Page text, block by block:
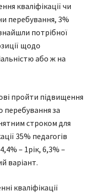
кваліфікації чи
перебування, 3%
потрібної
щодо
або ж на
пройти підвищення
перебування за
строком для
35% педагогів
– 1рік, 6,3% –
варіант.
кваліфікації